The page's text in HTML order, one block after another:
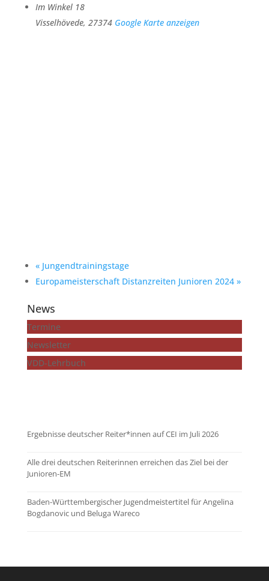
Im Winkel 18
Visselhövede, 27374 Google Karte anzeigen
«Jungendtrainingstage
Europameisterschaft Distanzreiten Junioren 2024 »
News
Termine
Newsletter
VDD-Lehrbuch
Ergebnisse deutscher Reiter*innen auf CEI im Juli 2026
Alle drei deutschen Reiterinnen erreichen das Ziel bei der
Junioren-EM
Baden-Württembergischer Jugendmeistertitel für Angelina
Bogdanovic und Beluga Wareco